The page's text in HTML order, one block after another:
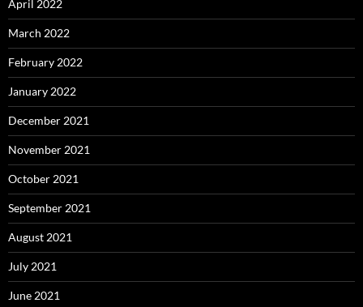
April 2022
March 2022
February 2022
January 2022
December 2021
November 2021
October 2021
September 2021
August 2021
July 2021
June 2021